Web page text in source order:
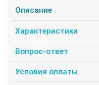
Описание
Характеристики
Вопрос-ответ
Условия оплаты